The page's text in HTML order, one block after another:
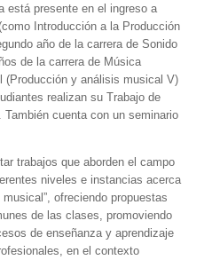
está presente en el ingreso a
Introducción a la Producción
año de la carrera de Sonido
de la carrera de Música
(Producción y análisis musical V)
realizan su Trabajo de
cuenta con un seminario
trabajos que aborden el campo
niveles e instancias acerca
ofreciendo propuestas
de las clases, promoviendo
de enseñanza y aprendizaje
en el contexto